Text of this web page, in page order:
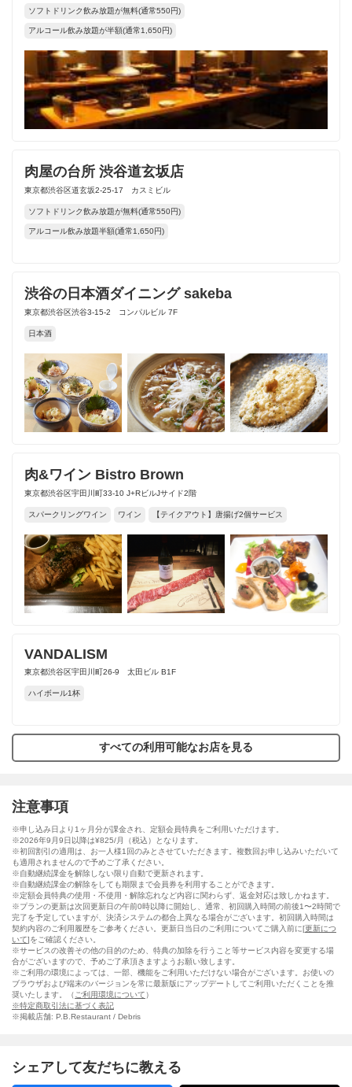
ソフトドリンク飲み放題が無料(通常550円)
アルコール飲み放題が半額(通常1,650円)
肉屋の台所 渋谷道玄坂店
東京都渋谷区道玄坂2-25-17 カスミビル
ソフトドリンク飲み放題が無料(通常550円)
アルコール飲み放題半額(通常1,650円)
渋谷の日本酒ダイニング sakeba
東京都渋谷区渋谷3-15-2 コンパルビル 7F
日本酒
肉&ワイン Bistro Brown
東京都渋谷区宇田川町33-10 J+RビルJサイド2階
スパークリングワイン ワイン 【テイクアウト】唐揚げ2個サービス
VANDALISM
東京都渋谷区宇田川町26-9 太田ビル B1F
ハイボール1杯
すべての利用可能なお店を見る
注意事項
※申し込み日より1ヶ月分が課金され、定額会員特典をご利用いただけます。
※2026年9月9日以降は¥825/月（税込）となります。
※初回割引の適用は、お一人様1回のみとさせていただきます。複数回お申し込みいただいて
も適用されませんので予めご了承ください。
※自動継続課金を解除しない限り自動で更新されます。
※自動継続課金の解除をしても期限まで会員券を利用することができます。
※定額会員特典の使用・不使用・解除忘れなど内容に関わらず、返金対応は致しかねます。
※プランの更新は次回更新日の午前0時以降に開始し、通常、初回購入時間の前後1〜2時間で
完了を予定していますが、決済システムの都合上異なる場合がございます。初回購入時間は
契約内容のご利用履歴をご参考ください。更新日当日のご利用についてご購入前に[更新につ
いて]をご確認ください。
※サービスの改善その他の目的のため、特典の加除を行うこと等サービス内容を変更する場
合がございますので、予めご了承頂きますようお願い致します。
※ご利用の環境によっては、一部、機能をご利用いただけない場合がございます。お使いの
ブラウザおよび端末のバージョンを常に最新版にアップデートしてご利用いただくことを推
奨いたします。（ご利用環境について）
※特定商取引法に基づく表記
※掲載店舗: P.B.Restaurant / Debris
シェアして友だちに教える